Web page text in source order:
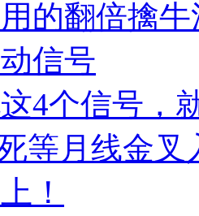
的翻倍擒
信号
4个信号，
等月线金
！